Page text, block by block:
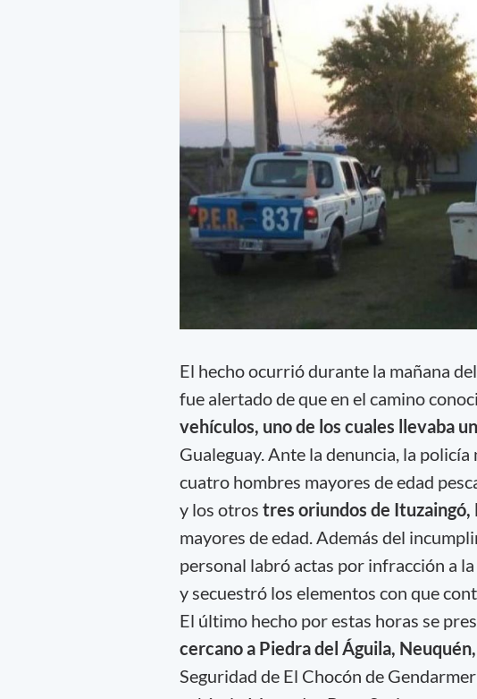
El hecho ocurrió durante la mañana
fue alertado de que en el camino
vehículos, uno de los cuales llevaba
Gualeguay. Ante la denuncia, la
cuatro hombres mayores de edad
y los otros tres oriundos de
mayores de edad. Además del
personal labró actas por infracción a
y secuestró los elementos con que
El último hecho por estas horas se
cercano a Piedra del Águila, Neuquén,
Seguridad de El Chocón de